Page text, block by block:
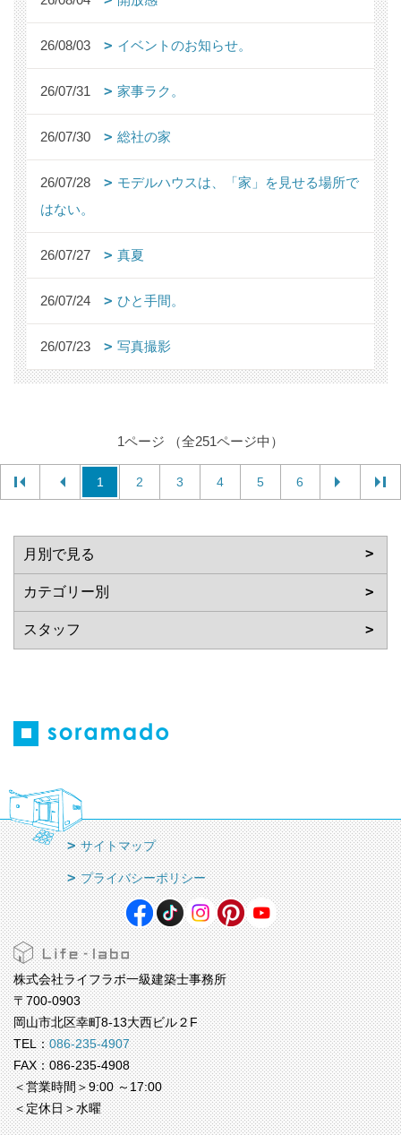
26/08/03 イベントのお知らせ。
26/07/31 家事ラク。
26/07/30 総社の家
26/07/28
モデルハウスは、「家」を見せる場所で
はない。
26/07/27 真夏
26/07/24 ひと手間。
26/07/23 写真撮影
1ページ （全251ページ中）
1 2 3 4 5 6
サイトマップ
プライバシーポリシー
株式会社ライフラボ一級建築士事務所
〒700-0903
岡山市北区幸町8-13大西ビル２F
TEL：086-235-4907
FAX：086-235-4908
＜営業時間＞9:00 ～17:00
＜定休日＞水曜